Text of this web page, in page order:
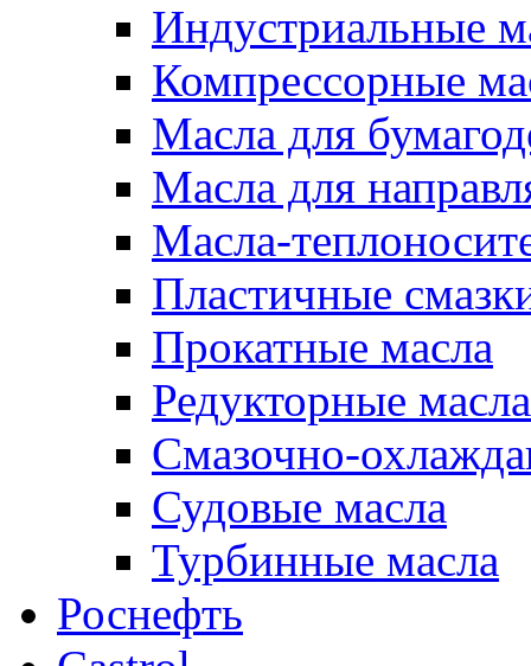
Индустриальные
Компрессорные
Масла для
Масла для
Масла-
Пластичные
Прокатные масла
Редукторные масла
Смазочно-
Судовые масла
Турбинные масла
Роснефть